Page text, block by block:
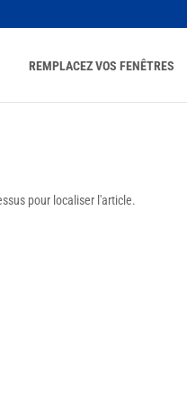
REMPLACEZ VOS FENÊTRES
pour localiser l'article.